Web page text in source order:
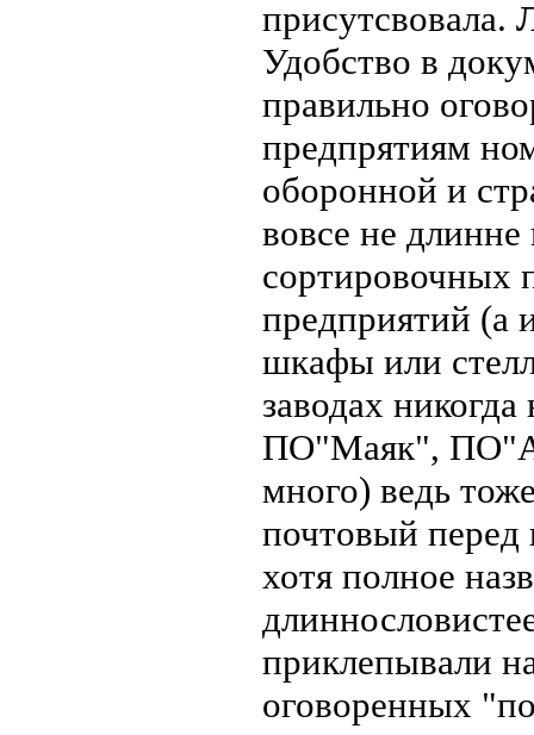
присутсвовала.
Удобство в
правильно
предпрятиям
оборонной и
вовсе не
сортировочных
предприятий (а
шкафы или
заводах
ПО"Маяк",
много) ведь
почтовый перед
хотя полное
приклепывали
оговоренных